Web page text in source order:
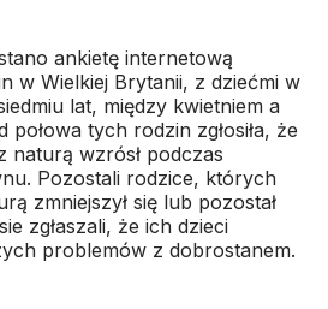
ankietę internetową
w Wielkiej Brytanii, z dziećmi w
lat, między kwietniem a
połowa tych rodzin zgłosiła, że
naturą wzrósł podczas
Pozostali rodzice, których
zmniejszył się lub pozostał
zgłaszali, że ich dzieci
problemów z dobrostanem.